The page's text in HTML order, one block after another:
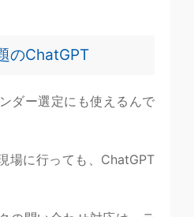
のChatGPT
ダー選定にも使えるんで
場に行っても、ChatGPT